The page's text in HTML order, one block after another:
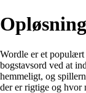
Wordle er et
bogstavsord ved at
hemmeligt, og
der er rigtige og hvor